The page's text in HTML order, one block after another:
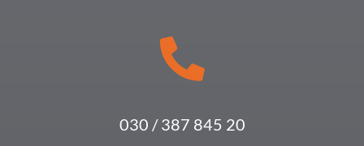
030 / 387 845 20